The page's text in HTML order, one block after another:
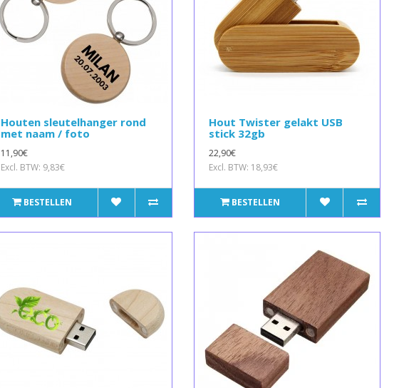
Houten sleutelhanger rond
met naam / foto
11,90€
Excl. BTW: 9,83€
BESTELLEN
Hout Twister gelakt USB
stick 32gb
22,90€
Excl. BTW: 18,93€
BESTELLEN